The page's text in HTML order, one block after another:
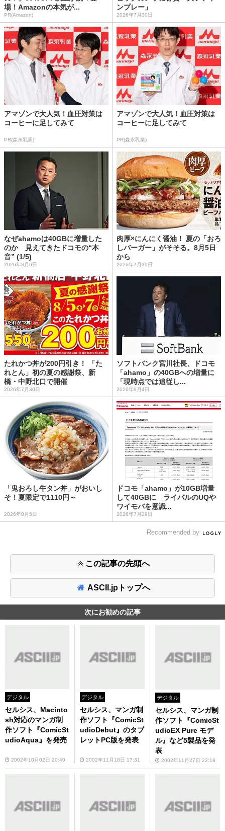
場！Amazonの本気が...
PR(Amazon)
ンプレー」
2026年7月30日
アマゾンで大人気！血圧対策は
コーヒーに足してみて
PR(森永乳業)
アマゾンで大人気！血圧対策は
コーヒーに足してみて
PR(森永乳業)
なぜahamoは40GBに増量した
のか 見えてきたドコモの“本
音” (1/5)
2026年8月6日
肉厚×にんにく醤油！ 夏の「おろ
しバーガー」がそそる。8月5日
から
2026年7月30日
たれかつ丼が200円引き！ 「た
れとん」初の夏の感謝祭、新
橋・中野北口で開催
2026年7月30日
ソフトバンク宮川社長、ドコモ
「ahamo」の40GBへの増量に
「現時点では追従し...
2026年8月4日
「鬼おろし牛タン丼」がおいし
そ！夏限定で1110円～
2026年8月5日
ドコモ「ahamo」が10GB増量
して40GBに ライバルのUQや
ワイモバを意識...
2026年7月29日
Recommended by
この記事の先頭へ
ASCII.jpトップへ
次にお勧めの記事
デジタル
セルシス、Macinto
sh対応のマンガ制
作ソフト『ComicSt
udioAqua』を発売
2002年10月02日 20:40
デジタル
セルシス、マンガ制
作ソフト『ComicSt
udioDebut』のタブ
レットPC版を発表
2002年11月18日 17:31
デジタル
セルシス、マンガ制
作ソフト『ComicSt
udioEX Pure モデ
ル』など5製品を発
表
2002年11月27日 22:18